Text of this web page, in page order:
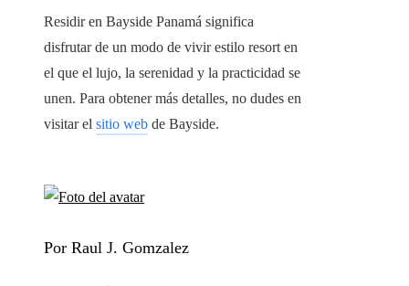
Residir en Bayside Panamá significa
disfrutar de un modo de vivir estilo resort en
el que el lujo, la serenidad y la practicidad se
unen. Para obtener más detalles, no dudes en
visitar el sitio web de Bayside.
Por Raul J. Gomzalez